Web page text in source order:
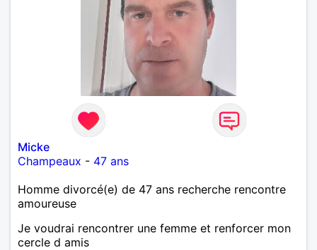
Micke
Champeaux - 47 ans
Homme divorcé(e) de 47 ans recherche rencontre
amoureuse
Je voudrai rencontrer une femme et renforcer mon
cercle d amis